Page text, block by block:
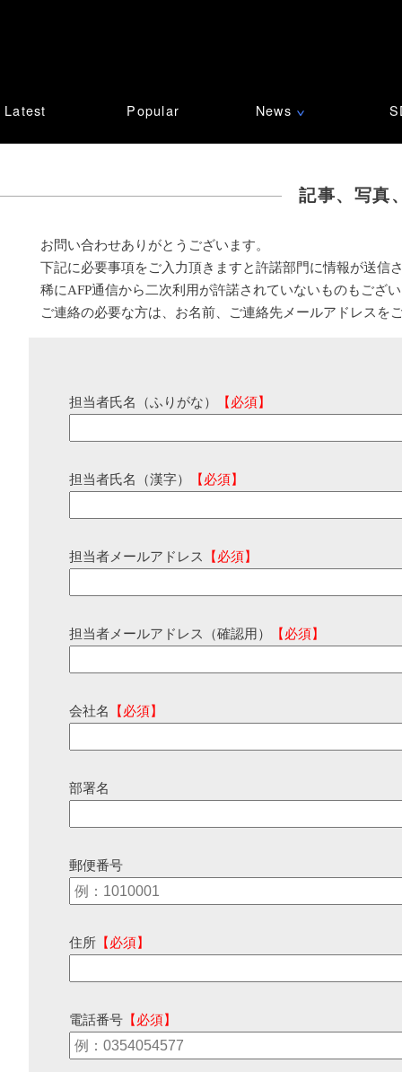
Latest Popular News ∨
記事、写真
お問い合わせありがとうございます。
下記に必要事項をご入力頂きますと許諾部門に情報が送信
稀にAFP通信から二次利用が許諾されていないものもござ
ご連絡の必要な方は、お名前、ご連絡先メールアドレスを
担当者氏名（ふりがな） 【必須】
担当者氏名（漢字） 【必須】
担当者メールアドレス 【必須】
担当者メールアドレス（確認用） 【必須】
会社名 【必須】
部署名
郵便番号
住所 【必須】
電話番号 【必須】